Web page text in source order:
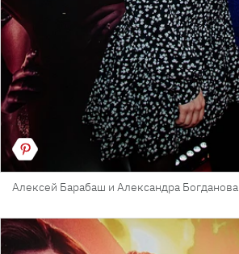
Алексей Барабаш и Александра Богданова